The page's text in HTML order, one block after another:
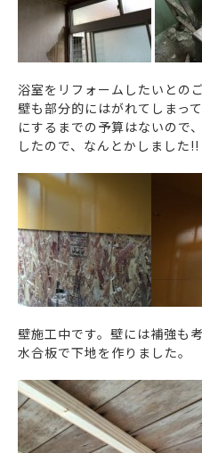
浴室をリフォームしたいとの
壁も部分的にはがれてしまっ
にするまでの予算はないので
したので、なんとかしました!!
壁施工中です。壁には補強も
水合板で下地を作りました。